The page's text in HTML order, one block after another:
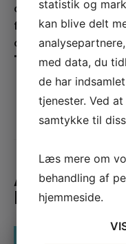
og senest
for sine bittersøde
observationer. Af
"talesang" blevet
ANDRE
NU
statistik og
kan blive delt
med data, du
de har
tjenester. Ved
samtykke til
Læs mere om
behandling af
hjemmeside.